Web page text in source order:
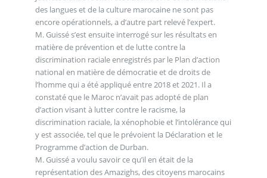
des langues et de la culture marocaine ne sont pas
encore opérationnels, a d’autre part relevé l’expert.
M. Guissé s’est ensuite interrogé sur les résultats en
matière de prévention et de lutte contre la
discrimination raciale enregistrés par le Plan d’action
national en matière de démocratie et de droits de
l’homme qui a été appliqué entre 2018 et 2021. Il a
constaté que le Maroc n’avait pas adopté de plan
d’action visant à lutter contre le racisme, la
discrimination raciale, la xénophobie et l’intolérance qui
y est associée, tel que le prévoient la Déclaration et le
Programme d’action de Durban.
M. Guissé a voulu savoir ce qu’il en était de la
représentation des Amazighs, des citoyens marocains